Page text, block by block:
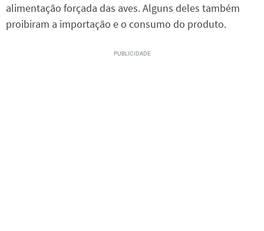
alimentação forçada das aves. Alguns deles também
proibiram a importação e o consumo do produto.